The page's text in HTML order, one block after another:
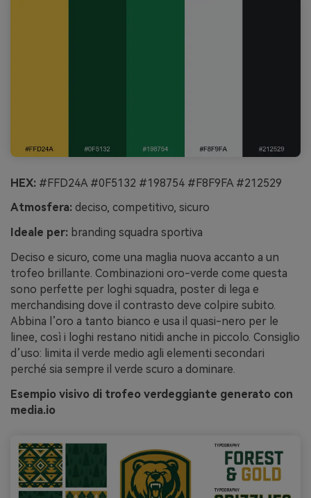
HEX: #FFD24A #0F5132 #198754 #F8F9FA #212529
Atmosfera: deciso, competitivo, sicuro
Ideale per: branding squadra sportiva
Deciso e sicuro, come una maglia nuova accanto a un
trofeo brillante. Combinazioni oro-verde come questa
sono perfette per loghi squadra, poster di lega e
merchandising dove il contrasto deve colpire subito.
Abbina l’oro a tanto bianco e usa il quasi-nero per le
linee, così i loghi restano nitidi anche in piccolo. Consiglio
d’uso: limita il verde medio agli elementi secondari
perché sia sempre il verde scuro a dominare.
Esempio visivo di trofeo verdeggiante generato con
media.io